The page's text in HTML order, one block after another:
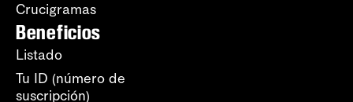
Crucigramas
Beneficios
Listado
Tu ID (número de
suscripción)